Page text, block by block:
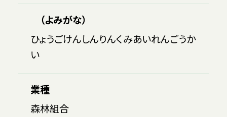
（よみがな）
ひょうごけんしんりんくみあいれんごうか
い
業種
森林組合